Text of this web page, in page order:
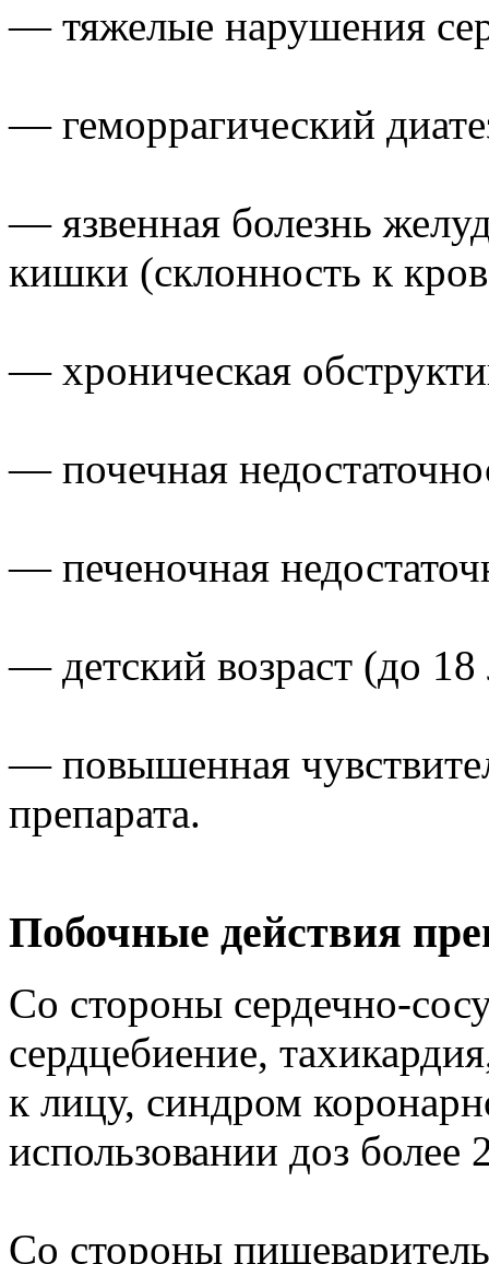
— тяжелые нарушения
— геморрагический
— язвенная болезнь
кишки (склонность к
— хроническая
— почечная
— печеночная
— детский возраст (до 18
— повышенная
препарата.
Побочные действия
Со стороны сердечно-
сердцебиение,
к лицу, синдром
использовании доз
Со стороны